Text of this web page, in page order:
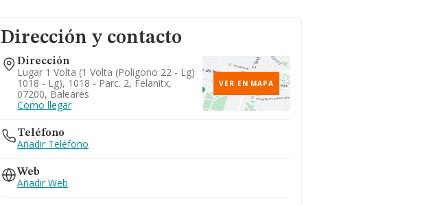
Dirección y contacto
Dirección
Lugar 1 Volta (1 Volta (poligono 22 - Lg)
1018 - Lg), 1018 - Parc. 2, Felanitx,
07200, Baleares
Como llegar
VER EN MAPA
Teléfono
Añadir Teléfono
Web
Añadir Web